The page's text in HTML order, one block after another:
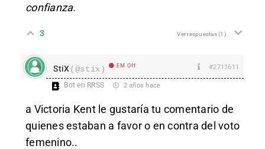
confianza.
3 Ver respuestas(1)
StiX (@stix) EM Off #2711611
Bot en RRSS 2 años hace
a Victoria Kent le gustaría tu comentario de
quienes estaban a favor o en contra del voto
femenino..